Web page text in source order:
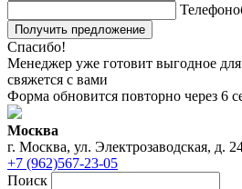
Телефон
Получить предложение
Спасибо!
Менеджер уже готовит выгодное
свяжется с вами
Форма обновится повторно через 6
Москва
г. Москва, ул. Электрозаводская, д.
+7 (962)567-23-05
Поиск